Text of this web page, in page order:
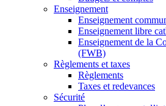
Enseignement
Enseignement
Enseignement libre
Enseignement de la
(FWB)
Règlements et taxes
Règlements
Taxes et redevances
Sécurité